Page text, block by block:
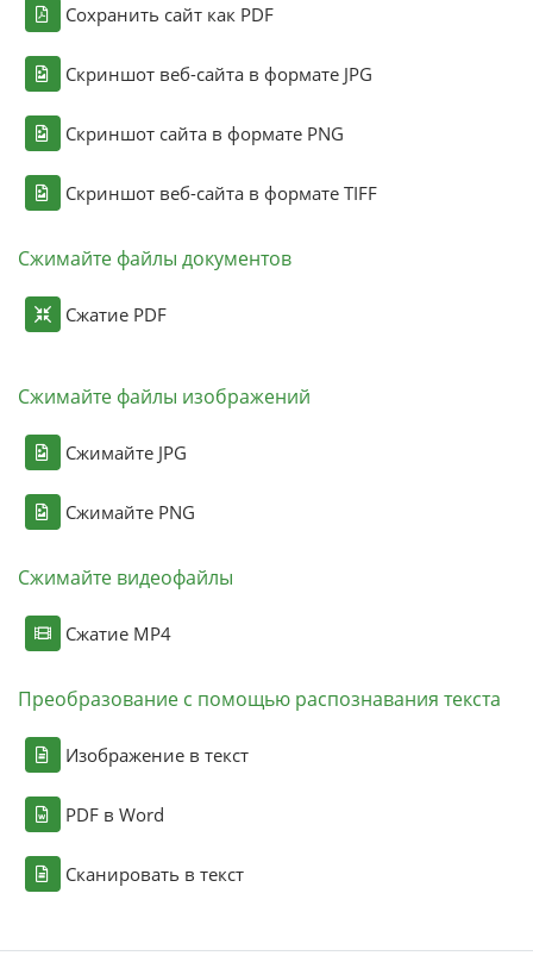
Сохранить сайт как PDF
Скриншот веб-сайта в формате JPG
Скриншот сайта в формате PNG
Скриншот веб-сайта в формате TIFF
Сжимайте файлы документов
Сжатие PDF
Сжимайте файлы изображений
Сжимайте JPG
Сжимайте PNG
Сжимайте видеофайлы
Сжатие MP4
Преобразование с помощью распознавания текста
Изображение в текст
PDF в Word
Сканировать в текст